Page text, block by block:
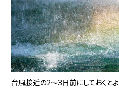
台風接近の2〜3日前にしておくと